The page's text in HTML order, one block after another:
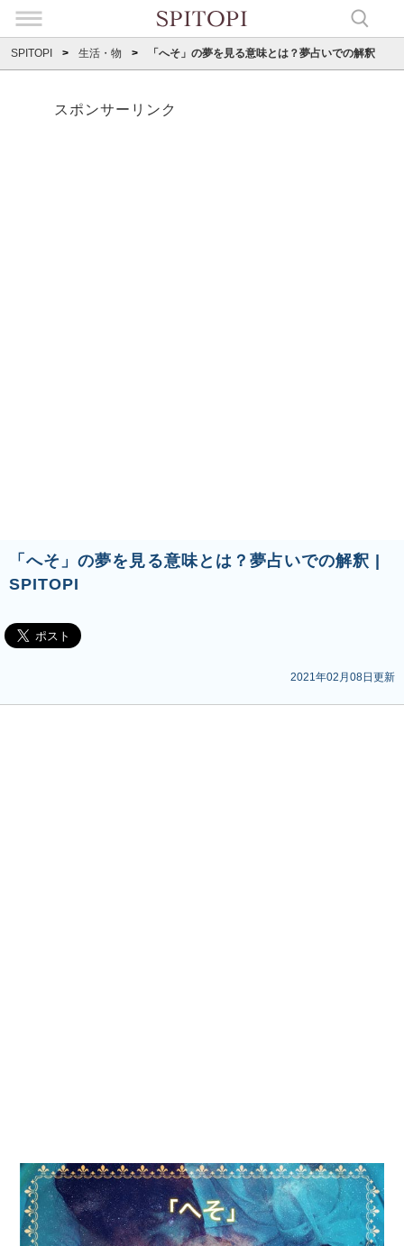
SPITOPI 生活・物 「へそ」の夢を見る意味とは？夢占いでの解釈
スポンサーリンク
「へそ」の夢を見る意味とは？夢占いでの解釈 |
SPITOPI
2021年02月08日更新